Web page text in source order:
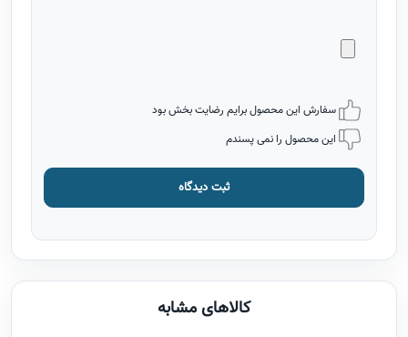
سفارش این محصول برایم رضایت بخش بود
این محصول را نمی پسندم
ثبت دیدگاه
کالاهای مشابه